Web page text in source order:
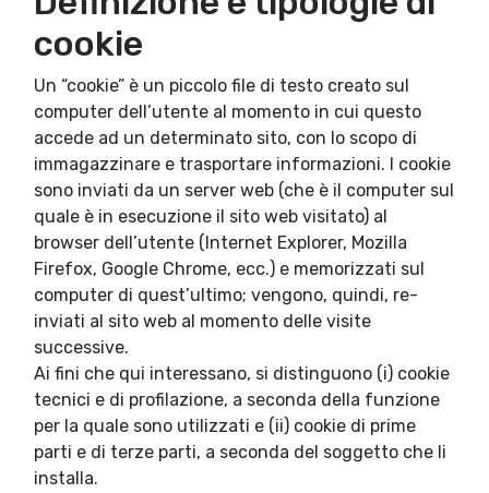
cookie
Un “cookie” è un piccolo file di testo creato sul
computer dell’utente al momento in cui questo
accede ad un determinato sito, con lo scopo di
immagazzinare e trasportare informazioni. I cookie
sono inviati da un server web (che è il computer sul
quale è in esecuzione il sito web visitato) al
browser dell’utente (Internet Explorer, Mozilla
Firefox, Google Chrome, ecc.) e memorizzati sul
computer di quest’ultimo; vengono, quindi, re-
inviati al sito web al momento delle visite
successive.
Ai fini che qui interessano, si distinguono (i) cookie
tecnici e di profilazione, a seconda della funzione
per la quale sono utilizzati e (ii) cookie di prime
parti e di terze parti, a seconda del soggetto che li
installa.